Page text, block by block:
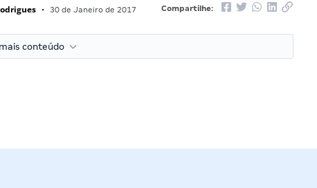
• 30 de Janeiro de 2017 Compartilhe:
conteúdo